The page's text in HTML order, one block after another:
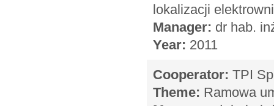
lokalizacji
Manager: dr hab.
Year: 2011
Cooperator: TPI
Theme: Ramowa